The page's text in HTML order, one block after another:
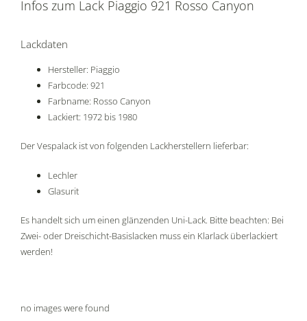
Infos zum Lack Piaggio 921 Rosso Canyon
Lackdaten
Hersteller: Piaggio
Farbcode: 921
Farbname: Rosso Canyon
Lackiert: 1972 bis 1980
Der Vespalack ist von folgenden Lackherstellern lieferbar:
Lechler
Glasurit
Es handelt sich um einen glänzenden Uni-Lack. Bitte beachten: Bei
Zwei- oder Dreischicht-Basislacken muss ein Klarlack überlackiert
werden!
no images were found